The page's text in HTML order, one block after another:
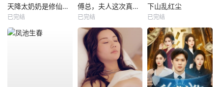
天降太奶奶是修仙老祖
已完结
傅总，夫人这次真的死了
已完结
下山乱红尘
已完结